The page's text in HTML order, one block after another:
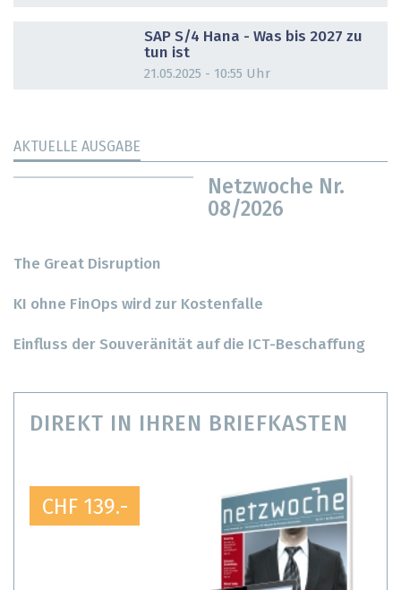
SAP S/4 Hana - Was bis 2027 zu
tun ist
21.05.2025 - 10:55 Uhr
AKTUELLE AUSGABE
Netzwoche Nr.
08/2026
The Great Disruption
KI ohne FinOps wird zur Kostenfalle
Einfluss der Souveränität auf die ICT-Beschaffung
DIREKT IN IHREN BRIEFKASTEN
CHF 139.-